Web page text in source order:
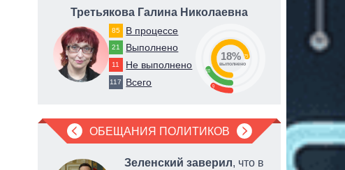
Третьякова Галина Николаевна
85 В процессе
21 Выполнено
11 Не выполнено
117 Всего 9
18
73
18%
выполнено
ОБЕЩАНИЯ ПОЛИТИКОВ
Зеленский заверил, что в